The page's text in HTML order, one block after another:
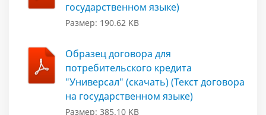
государственном языке)
Размер: 190.62 KB
Образец договора для
потребительского кредита
"Универсал" (скачать) (Текст договора
на государственном языке)
Размер: 385.10 KB